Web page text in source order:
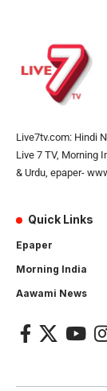
Live7tv.com: Hindi
Live 7 TV, Morning
& Urdu, epaper-
Quick Links
Epaper
Morning India
Aawami News